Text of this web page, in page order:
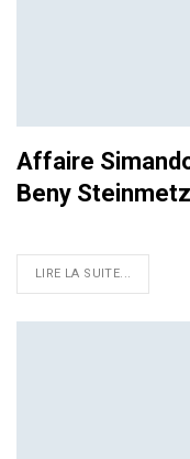
Affaire
Beny
LIRE LA SUITE...